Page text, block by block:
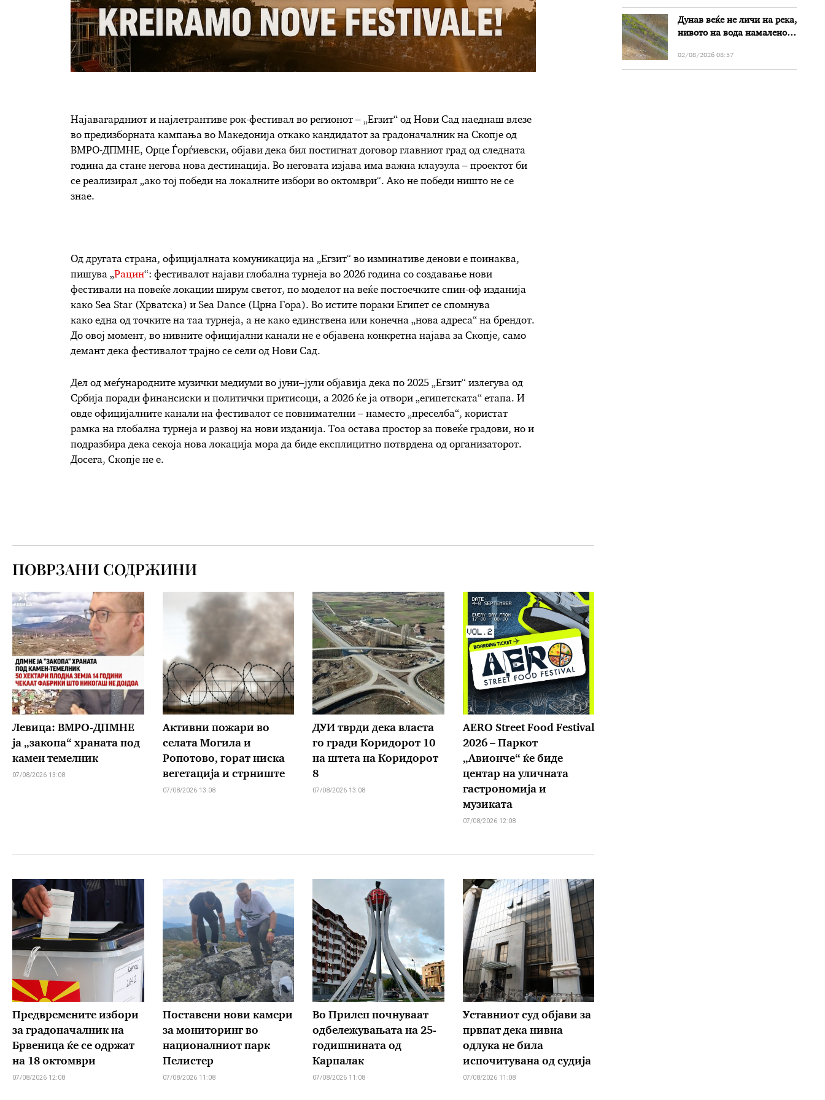
Најавагардниот и најлетрантиве рок-фестивал во регионот – „Егзит“ од Нови Сад наеднаш влезе
во предизборната кампања во Македонија откако кандидатот за градоначалник на Скопје од
ВМРО-ДПМНЕ, Орце Ѓорѓиевски, објави дека бил постигнат договор главниот град од следната
година да стане негова нова дестинација. Во неговата изјава има важна клаузула – проектот би
се реализирал „ако тој победи на локалните избори во октомври“. Ако не победи ништо не се
знае.
Од другата страна, официјалната комуникација на „Егзит“ во изминативе денови е поинаква,
пишува „Рацин“: фестивалот најави глобална турнеја во 2026 година со создавање нови
фестивали на повеќе локации ширум светот, по моделот на веќе постоечките спин-оф изданија
како Sea Star (Хрватска) и Sea Dance (Црна Гора). Во истите пораки Египет се спомнува
како една од точките на таа турнеја, а не како единствена или конечна „нова адреса“ на брендот.
До овој момент, во нивните официјални канали не е објавена конкретна најавa за Скопје, само
демант дека фестивалот трајно се сели од Нови Сад.
Дел од меѓународните музички медиуми во јуни–јули објавија дека по 2025 „Егзит“ излегува од
Србија поради финансиски и политички притисоци, а 2026 ќе ја отвори „египетската“ етапа. И
овде официјалните канали на фестивалот се повнимателни – наместо „преселба“, користат
рамка на глобална турнеја и развој на нови изданија. Тоа остава простор за повеќе градови, но и
подразбира дека секоја нова локација мора да биде експлицитно потврдена од организаторот.
Досега, Скопје не е.
ПОВРЗАНИ СОДРЖИНИ
Левица: ВМРО-ДПМНЕ
ја „закопа“ храната под
камен темелник
07/08/2026 13:08
Активни пожари во
селата Могила и
Ропотово, горат ниска
вегетација и стрниште
07/08/2026 13:08
ДУИ тврди дека власта
го гради Коридорот 10
на штета на Коридорот
8
07/08/2026 13:08
AERO Street Food Festival
2026 – Паркот
„Авионче“ ќе биде
центар на уличната
гастрономија и
музиката
07/08/2026 12:08
Предвремените избори
за градоначалник на
Брвеница ќе се одржат
на 18 октомври
07/08/2026 12:08
Поставени нови камери
за мониторинг во
националниот парк
Пелистер
07/08/2026 11:08
Во Прилеп почнуваат
одбележувањата на 25-
годишнината од
Карпалак
07/08/2026 11:08
Уставниот суд објави за
првпат дека нивна
одлука не била
испочитувана од судија
07/08/2026 11:08
Дунав веќе не личи на река,
нивото на вода намалено
Бугарија
02/08/2026 08:57